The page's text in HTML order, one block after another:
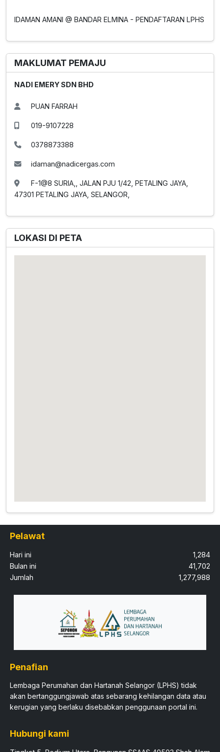
IDAMAN AMANI @ BANDAR ELMINA - PENDAFTARAN LPHS
MAKLUMAT PEMAJU
NADI EMERY SDN BHD
PUAN FARRAH
019-9107228
0378873388
idaman@nadicergas.com
F-1@8 SURIA,, JALAN PJU 1/42, PETALING JAYA,
47301 PETALING JAYA, SELANGOR,
LOKASI DI PETA
Pelawat
Hari ini
1,284
Bulan ini
41,702
Jumlah
1,277,988
Penafian
Lembaga Perumahan dan Hartanah Selangor (LPHS) tidak
akan bertanggungjawab atas sebarang kehilangan data atau
kerugian yang berlaku disebabkan penggunaan portal ini.​
Hubungi kami